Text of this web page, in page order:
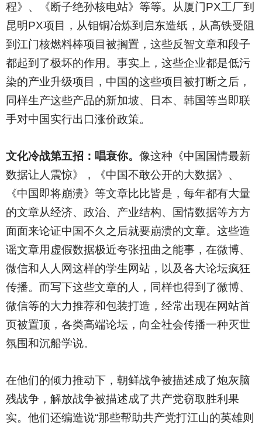
程》、《断子绝孙核电站》等等。从厦门PX工厂到
昆明PX项目，从钼铜冶炼到启东造纸，从高铁受阻
到江门核燃料棒项目被搁置，这些反智文章和段子
都起到了极坏的作用。事实上，这些企业都是低污
染的产业升级项目，中国的这些项目被打断之后，
同样生产这些产品的新加坡、日本、韩国等当即联
手对中国实行出口涨价政策。
文化冷战第五招：唱衰你。 像这种《中国国情最新
数据让人震惊》，《中国不敢公开的大数据》、
《中国即将崩溃》等文章比比皆是，每年都有大量
的文章从经济、政治、产业结构、国情数据等方方
面面来论证中国不久之后就要崩溃的文章。这些造
谣文章用虚假数据极近夸张扭曲之能事，在微博、
微信和人人网这样的学生网站，以及各大论坛疯狂
传播。而写下这些文章的人，同样也得到了微博、
微信等的大力推荐和包装打造，经常出现在网站首
页被置顶，各类高端论坛，向全社会传播一种灭世
氛围和沉船学说。
在他们的倾力推动下，朝鲜战争被描述成了炮灰脑
残战争，解放战争被描述成了共产党窃取胜利果
实。他们还编造说“那些帮助共产党打江山的英雄则